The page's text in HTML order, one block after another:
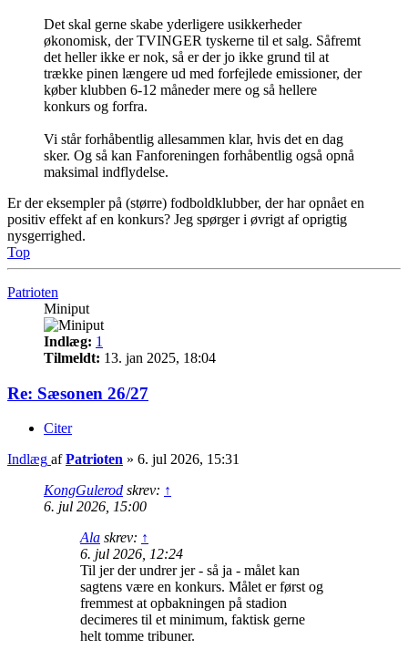
Det skal gerne skabe yderligere usikkerheder
økonomisk, der TVINGER tyskerne til et salg. Såfremt
det heller ikke er nok, så er der jo ikke grund til at
trække pinen længere ud med forfejlede emissioner, der
køber klubben 6-12 måneder mere og så hellere
konkurs og forfra.
Vi står forhåbentlig allesammen klar, hvis det en dag
sker. Og så kan Fanforeningen forhåbentlig også opnå
maksimal indflydelse.
Er der eksempler på (større) fodboldklubber, der har opnået en
positiv effekt af en konkurs? Jeg spørger i øvrigt af oprigtig
nysgerrighed.
Top
Patrioten
Miniput
Indlæg: 1
Tilmeldt: 13. jan 2025, 18:04
Re: Sæsonen 26/27
Citer
Indlæg afPatrioten » 6. jul 2026, 15:31
KongGulerod skrev: ↑
6. jul 2026, 15:00
Ala skrev: ↑
6. jul 2026, 12:24
Til jer der undrer jer - så ja - målet kan
sagtens være en konkurs. Målet er først og
fremmest at opbakningen på stadion
decimeres til et minimum, faktisk gerne
helt tomme tribuner.